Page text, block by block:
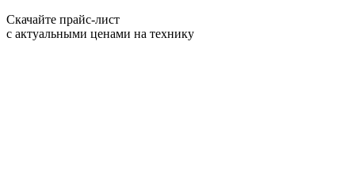
Скачайте прайс-лист
с актуальными ценами на технику